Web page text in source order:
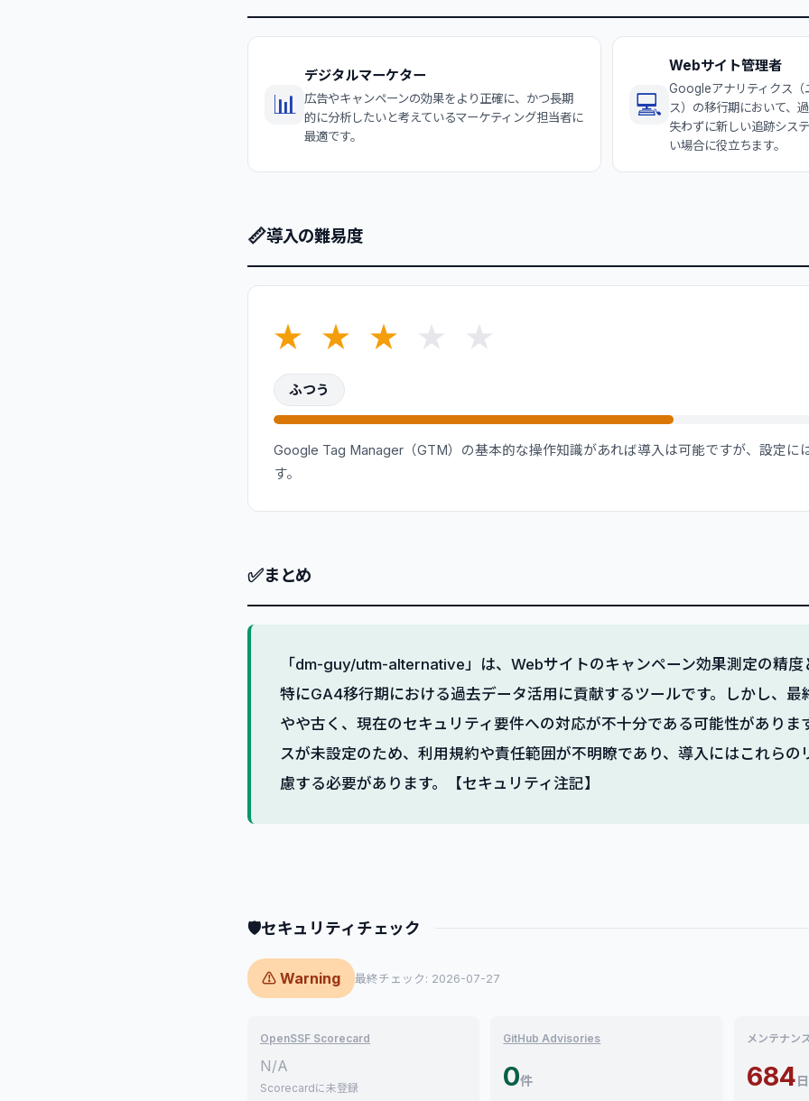
📊
デジタルマーケター
広告やキャンペーンの効果をより正確に、かつ長期
的に分析したいと考えているマーケティング担当者に
最適です。
💻
Webサイト管理者
Googleアナリティクス（
ス）の移行期において、
失わずに新しい追跡シス
い場合に役立ちます。
📏導入の難易度
★ ★ ★ ★ ★
ふつう
Google Tag Manager（GTM）の基本的な操作知識があれば導入は可能ですが、設定に
す。
✅まとめ
「dm-guy/utm-alternative」は、Webサイトのキャンペーン効果測定の精度
特にGA4移行期における過去データ活用に貢献するツールです。しかし、
やや古く、現在のセキュリティ要件への対応が不十分である可能性がありま
スが未設定のため、利用規約や責任範囲が不明瞭であり、導入にはこれらの
慮する必要があります。【セキュリティ注記】
🛡セキュリティチェック
⚠ Warning 最終チェック: 2026-07-27
OpenSSF Scorecard
N/A
Scorecardに未登録
GitHub Advisories
0件
メンテナン
684